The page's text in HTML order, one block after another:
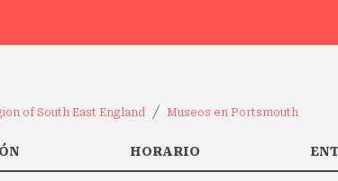
of South East England Museos en Portsmouth
HORARIO